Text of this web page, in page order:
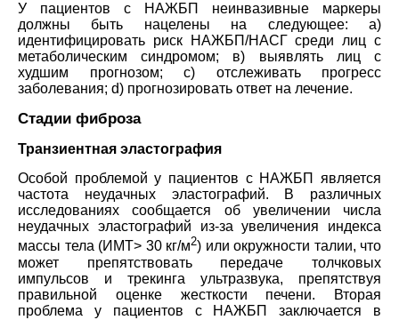
У пациентов с НАЖБП неинвазивные маркеры
должны быть нацелены на следующее: а)
идентифицировать риск НАЖБП/НАСГ среди лиц с
метаболическим синдромом; в) выявлять лиц с
худшим прогнозом; с) отслеживать прогресс
заболевания; d) прогнозировать ответ на лечение.
Стадии фиброза
Транзиентная эластография
Особой проблемой у пациентов с НАЖБП является
частота неудачных эластографий. В различных
исследованиях сообщается об увеличении числа
неудачных эластографий из-за увеличения индекса
массы тела (ИМТ> 30 кг/м2) или окружности талии, что
может препятствовать передаче толчковых
импульсов и трекинга ультразвука, препятствуя
правильной оценке жесткости печени. Вторая
проблема у пациентов с НАЖБП заключается в